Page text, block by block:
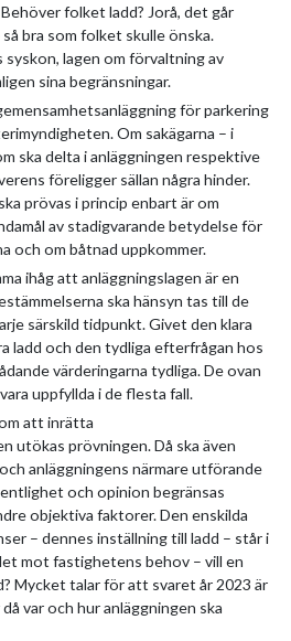
folket ladd? Jorå, det går
bra som folket skulle önska.
lagen om förvaltning av
sina begränsningar.
för parkering
Om sakägarna – i
ska delta i anläggningen respektive
föreligger sällan några hinder.
prövas i princip enbart är om
av stadigvarande betydelse för
och om båtnad uppkommer.
ihåg att anläggningslagen är en
ska hänsyn tas till de
särskild tidpunkt. Givet den klara
ladd och den tydliga efterfrågan hos
värderingarna tydliga. De ovan
uppfyllda i de flesta fall.
att inrätta
utökas prövningen. Då ska även
anläggningens närmare utförande
och opinion begränsas
objektiva faktorer. Den enskilda
– dennes inställning till ladd – står i
mot fastighetens behov – vill en
Mycket talar för att svaret år 2023 är
var och hur anläggningen ska